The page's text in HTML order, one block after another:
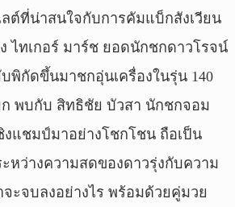
ต์ที่น่าสนใจกับการคัมแบ็กสังเวียน
ไทเกอร์ มาร์ช ยอดนักชกดาวโรจน์
พิกัดขึ้นมาชกอุ่นเครื่องในรุ่น 140
พบกับ สิทธิชัย บัวสา นักชกจอม
งแชมป์มาอย่างโชกโชน ถือเป็น
หว่างความสดของดาวรุ่งกับความ
จะจบลงอย่างไร พร้อมด้วยคู่มวย